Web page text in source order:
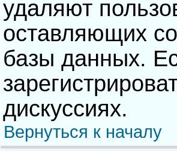
удаляют
оставляющих
базы данных.
дискуссиях.
Вернуться к началу